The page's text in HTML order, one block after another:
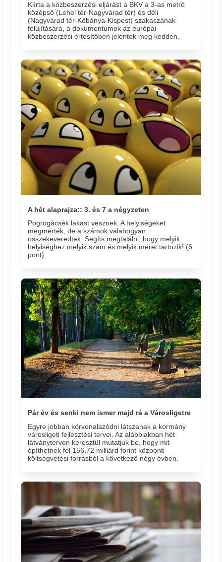
Kiírta a közbeszerzési eljárást a BKV a 3-as metró
középső (Lehel tér-Nagyvárad tér) és déli
(Nagyvárad tér-Kőbánya-Kispest) szakaszának
felújítására, a dokumentumok az európai
közbeszerzési értesítőben jelentek meg kedden.
A hét alaprajza:: 3. és 7 a négyzeten
Pogrogácsék lakást vesznek. A helyiségeket
megmérték, de a számok valahogyan
összekeveredtek. Segíts megtalálni, hogy melyik
helyiséghez melyik szám és melyik méret tartozik! (6
pont)
Pár év és senki nem ismer majd rá a Városligetre
Egyre jobban körvonalazódni látszanak a kormány
városligeti fejlesztési tervei. Az alábbiakban hét
látványterven keresztül mutatjuk be, hogy mit
építhetnek fel 156,72 milliárd forint központi
költségvetési forrásból a következő négy évben.